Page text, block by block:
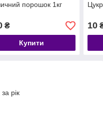
порошок 1кг
₴
Купити
10
рік